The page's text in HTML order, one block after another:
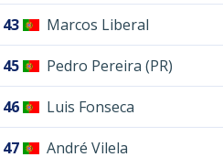
43 Marcos Liberal
45 Pedro Pereira (PR)
46 Luis Fonseca
47 André Vilela